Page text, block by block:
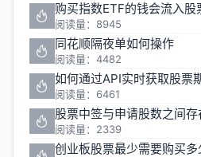
购买指数ETF的钱会流入股
阅读量：8945
同花顺隔夜单如何操作
阅读量：4482
如何通过API实时获取股票
阅读量：6461
股票中签与申请股数之间
阅读量：2339
创业板股票最少需要购买多